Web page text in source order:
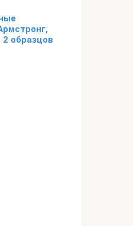
2 образцов